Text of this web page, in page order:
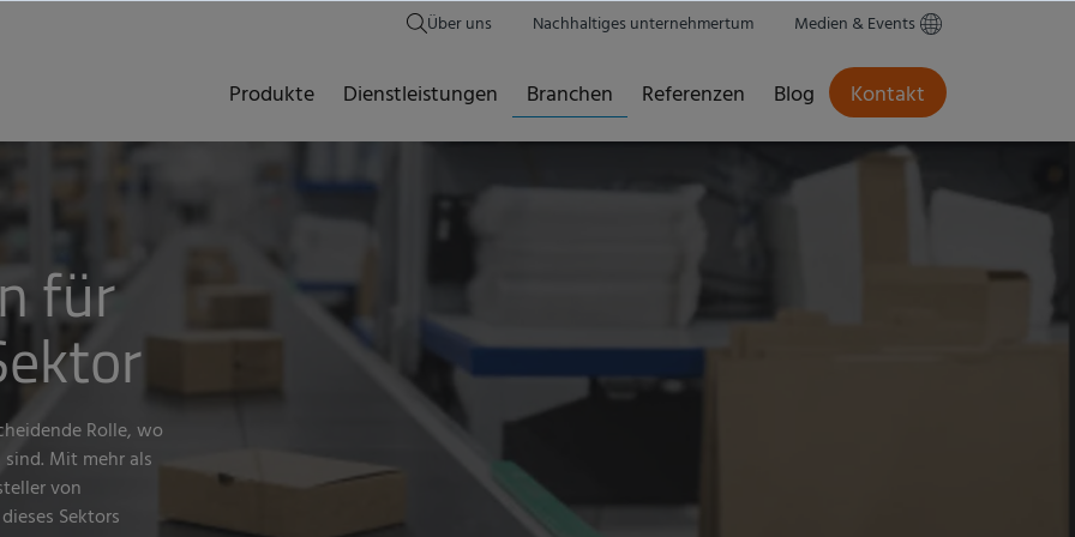
Über uns Nachhaltiges unternehmertum Medien & Events
Produkte Dienstleistungen Branchen Referenzen Blog Kontakt
für
Rolle, wo
Mit mehr als
von
Sektors